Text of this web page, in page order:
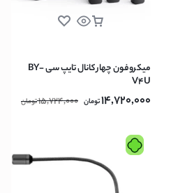
میکروفون چهار کانال تایپ سی BY-
V4U
14,720,000تومان 15,724,000تومان